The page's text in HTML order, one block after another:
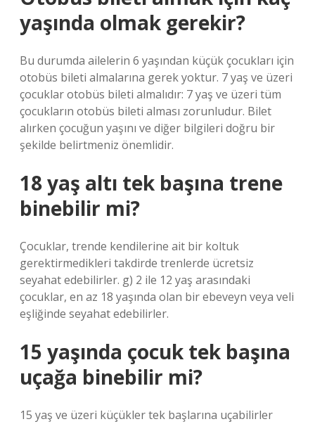
yaşında olmak gerekir?
Bu durumda ailelerin 6 yaşından küçük çocukları için
otobüs bileti almalarına gerek yoktur. 7 yaş ve üzeri
çocuklar otobüs bileti almalıdır: 7 yaş ve üzeri tüm
çocukların otobüs bileti alması zorunludur. Bilet
alırken çocuğun yaşını ve diğer bilgileri doğru bir
şekilde belirtmeniz önemlidir.
18 yaş altı tek başına trene
binebilir mi?
Çocuklar, trende kendilerine ait bir koltuk
gerektirmedikleri takdirde trenlerde ücretsiz
seyahat edebilirler. g) 2 ile 12 yaş arasındaki
çocuklar, en az 18 yaşında olan bir ebeveyn veya veli
eşliğinde seyahat edebilirler.
15 yaşında çocuk tek başına
uçağa binebilir mi?
15 yaş ve üzeri küçükler tek başlarına uçabilirler